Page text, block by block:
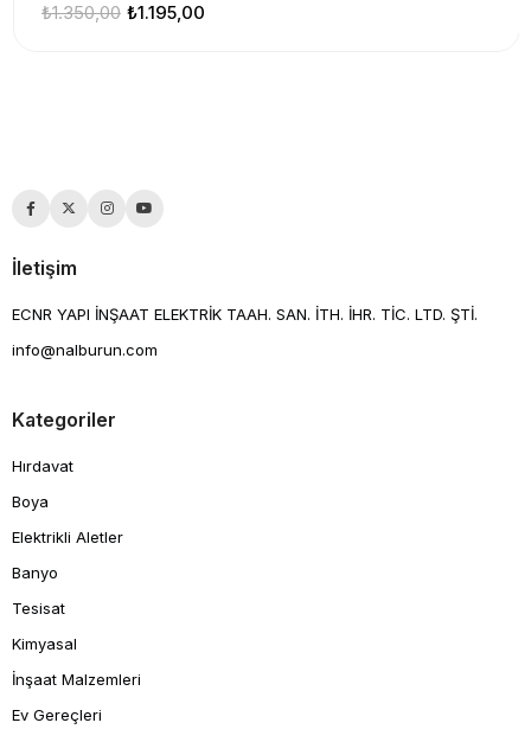
₺1.195,00
₺1.350,00
İletişim
ECNR YAPI İNŞAAT ELEKTRİK TAAH. SAN. İTH. İHR. TİC. LTD. ŞTİ.
info@nalburun.com
Kategoriler
Hırdavat
Boya
Elektrikli Aletler
Banyo
Tesisat
Kimyasal
İnşaat Malzemleri
Ev Gereçleri